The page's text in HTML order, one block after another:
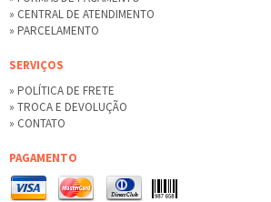
» CENTRAL DE ATENDIMENTO
» PARCELAMENTO
SERVIÇOS
» POLÍTICA DE FRETE
» TROCA E DEVOLUÇÃO
» CONTATO
PAGAMENTO